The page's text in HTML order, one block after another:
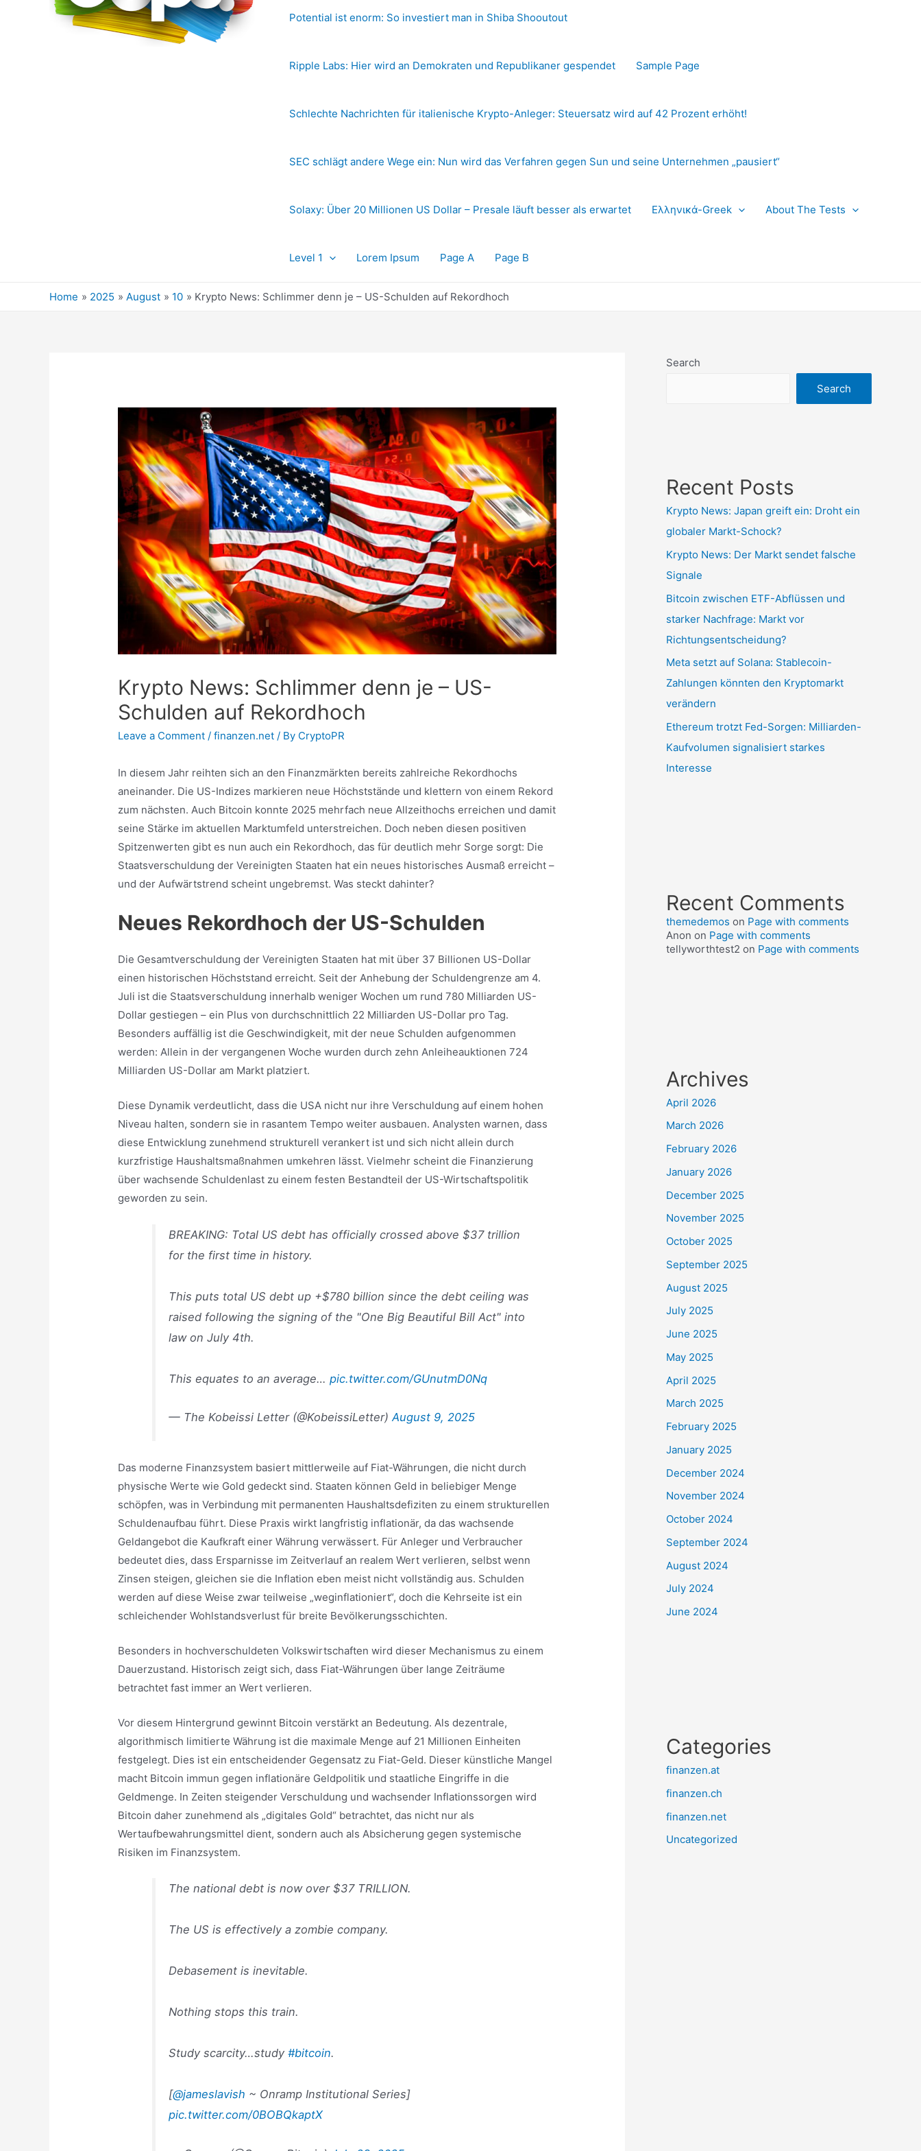
Potential ist enorm: So investiert man in Shiba Shooutout
Ripple Labs: Hier wird an Demokraten und Republikaner gespendet Sample Page
Schlechte Nachrichten für italienische Krypto-Anleger: Steuersatz wird auf 42 Prozent erhöht!
SEC schlägt andere Wege ein: Nun wird das Verfahren gegen Sun und seine Unternehmen „pausiert“
Solaxy: Über 20 Millionen US Dollar – Presale läuft besser als erwartet Ελληνικά-Greek About The Tests
Level 1 Lorem Ipsum Page A Page B
Home 2025 August 10 Krypto News: Schlimmer denn je – US-Schulden auf Rekordhoch
Krypto News: Schlimmer denn je – US-
Schulden auf Rekordhoch
Leave a Comment /finanzen.net / By CryptoPR
In diesem Jahr reihten sich an den Finanzmärkten bereits zahlreiche Rekordhochs
aneinander. Die US-Indizes markieren neue Höchststände und klettern von einem Rekord
zum nächsten. Auch Bitcoin konnte 2025 mehrfach neue Allzeithochs erreichen und damit
seine Stärke im aktuellen Marktumfeld unterstreichen. Doch neben diesen positiven
Spitzenwerten gibt es nun auch ein Rekordhoch, das für deutlich mehr Sorge sorgt: Die
Staatsverschuldung der Vereinigten Staaten hat ein neues historisches Ausmaß erreicht –
und der Aufwärtstrend scheint ungebremst. Was steckt dahinter?
Neues Rekordhoch der US-Schulden
Die Gesamtverschuldung der Vereinigten Staaten hat mit über 37 Billionen US-Dollar
einen historischen Höchststand erreicht. Seit der Anhebung der Schuldengrenze am 4.
Juli ist die Staatsverschuldung innerhalb weniger Wochen um rund 780 Milliarden US-
Dollar gestiegen – ein Plus von durchschnittlich 22 Milliarden US-Dollar pro Tag.
Besonders auffällig ist die Geschwindigkeit, mit der neue Schulden aufgenommen
werden: Allein in der vergangenen Woche wurden durch zehn Anleiheauktionen 724
Milliarden US-Dollar am Markt platziert.
Diese Dynamik verdeutlicht, dass die USA nicht nur ihre Verschuldung auf einem hohen
Niveau halten, sondern sie in rasantem Tempo weiter ausbauen. Analysten warnen, dass
diese Entwicklung zunehmend strukturell verankert ist und sich nicht allein durch
kurzfristige Haushaltsmaßnahmen umkehren lässt. Vielmehr scheint die Finanzierung
über wachsende Schuldenlast zu einem festen Bestandteil der US-Wirtschaftspolitik
geworden zu sein.
BREAKING: Total US debt has officially crossed above $37 trillion
for the first time in history.
This puts total US debt up +$780 billion since the debt ceiling was
raised following the signing of the "One Big Beautiful Bill Act" into
law on July 4th.
This equates to an average…pic.twitter.com/GUnutmD0Nq
— The Kobeissi Letter (@KobeissiLetter)August 9, 2025
Das moderne Finanzsystem basiert mittlerweile auf Fiat-Währungen, die nicht durch
physische Werte wie Gold gedeckt sind. Staaten können Geld in beliebiger Menge
schöpfen, was in Verbindung mit permanenten Haushaltsdefiziten zu einem strukturellen
Schuldenaufbau führt. Diese Praxis wirkt langfristig inflationär, da das wachsende
Geldangebot die Kaufkraft einer Währung verwässert. Für Anleger und Verbraucher
bedeutet dies, dass Ersparnisse im Zeitverlauf an realem Wert verlieren, selbst wenn
Zinsen steigen, gleichen sie die Inflation eben meist nicht vollständig aus. Schulden
werden auf diese Weise zwar teilweise „weginflationiert“, doch die Kehrseite ist ein
schleichender Wohlstandsverlust für breite Bevölkerungsschichten.
Besonders in hochverschuldeten Volkswirtschaften wird dieser Mechanismus zu einem
Dauerzustand. Historisch zeigt sich, dass Fiat-Währungen über lange Zeiträume
betrachtet fast immer an Wert verlieren.
Vor diesem Hintergrund gewinnt Bitcoin verstärkt an Bedeutung. Als dezentrale,
algorithmisch limitierte Währung ist die maximale Menge auf 21 Millionen Einheiten
festgelegt. Dies ist ein entscheidender Gegensatz zu Fiat-Geld. Dieser künstliche Mangel
macht Bitcoin immun gegen inflationäre Geldpolitik und staatliche Eingriffe in die
Geldmenge. In Zeiten steigender Verschuldung und wachsender Inflationssorgen wird
Bitcoin daher zunehmend als „digitales Gold“ betrachtet, das nicht nur als
Wertaufbewahrungsmittel dient, sondern auch als Absicherung gegen systemische
Risiken im Finanzsystem.
The national debt is now over $37 TRILLION.
The US is effectively a zombie company.
Debasement is inevitable.
Nothing stops this train.
Study scarcity…study#bitcoin.
[@jameslavish ~ Onramp Institutional Series]
pic.twitter.com/0BOBQkaptX
Search
Search
Recent Posts
Krypto News: Japan greift ein: Droht ein
globaler Markt-Schock?
Krypto News: Der Markt sendet falsche
Signale
Bitcoin zwischen ETF-Abflüssen und
starker Nachfrage: Markt vor
Richtungsentscheidung?
Meta setzt auf Solana: Stablecoin-
Zahlungen könnten den Kryptomarkt
verändern
Ethereum trotzt Fed-Sorgen: Milliarden-
Kaufvolumen signalisiert starkes
Interesse
Recent Comments
themedemos on Page with comments
Anon on Page with comments
tellyworthtest2 on Page with comments
Archives
April 2026
March 2026
February 2026
January 2026
December 2025
November 2025
October 2025
September 2025
August 2025
July 2025
June 2025
May 2025
April 2025
March 2025
February 2025
January 2025
December 2024
November 2024
October 2024
September 2024
August 2024
July 2024
June 2024
Categories
finanzen.at
finanzen.ch
finanzen.net
Uncategorized